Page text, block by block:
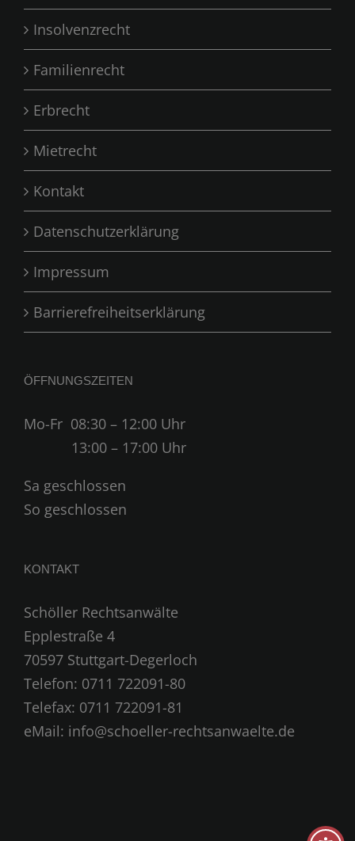
Insolvenzrecht
Familienrecht
Erbrecht
Mietrecht
Kontakt
Datenschutzerklärung
Impressum
Barrierefreiheitserklärung
ÖFFNUNGSZEITEN
Mo-Fr 08:30 – 12:00 Uhr
13:00 – 17:00 Uhr
Sa geschlossen
So geschlossen
KONTAKT
Schöller Rechtsanwälte
Epplestraße 4
70597 Stuttgart-Degerloch
Telefon: 0711 722091-80
Telefax: 0711 722091-81
eMail: info@schoeller-rechtsanwaelte.de